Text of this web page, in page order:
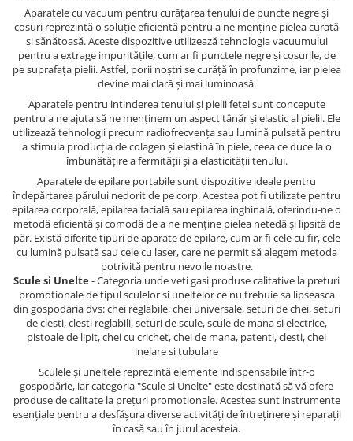
Aparatele cu vacuum pentru curățarea tenului de puncte negre și
cosuri reprezintă o soluție eficientă pentru a ne menține pielea curată
și sănătoasă. Aceste dispozitive utilizează tehnologia vacuumului
pentru a extrage impuritățile, cum ar fi punctele negre și cosurile, de
pe suprafața pielii. Astfel, porii noștri se curăță în profunzime, iar pielea
devine mai clară și mai luminoasă.
Aparatele pentru intinderea tenului și pielii feței sunt concepute
pentru a ne ajuta să ne menținem un aspect tânăr și elastic al pielii. Ele
utilizează tehnologii precum radiofrecvența sau lumină pulsată pentru
a stimula producția de colagen și elastină în piele, ceea ce duce la o
îmbunătățire a fermității și a elasticității tenului.
Aparatele de epilare portabile sunt dispozitive ideale pentru
îndepărtarea părului nedorit de pe corp. Acestea pot fi utilizate pentru
epilarea corporală, epilarea facială sau epilarea inghinală, oferindu-ne o
metodă eficientă și comodă de a ne menține pielea netedă și lipsită de
păr. Există diferite tipuri de aparate de epilare, cum ar fi cele cu fir, cele
cu lumină pulsată sau cele cu laser, care ne permit să alegem metoda
potrivită pentru nevoile noastre.
Scule si Unelte- Categoria unde veti gasi produse calitative la preturi
promotionale de tipul sculelor si uneltelor ce nu trebuie sa lipseasca
din gospodaria dvs: chei reglabile, chei universale, seturi de chei, seturi
de clesti, clesti reglabili, seturi de scule, scule de mana si electrice,
pistoale de lipit, chei cu crichet, chei de mana, patenti, clesti, chei
inelare si tubulare
Sculele și uneltele reprezintă elemente indispensabile într-o
gospodărie, iar categoria "Scule si Unelte" este destinată să vă ofere
produse de calitate la prețuri promotionale. Acestea sunt instrumente
esențiale pentru a desfășura diverse activități de întreținere și reparații
în casă sau în jurul acesteia.